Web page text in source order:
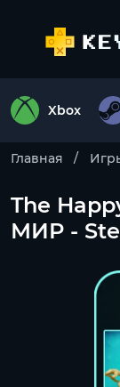
Xbox
Главная
The
МИР -